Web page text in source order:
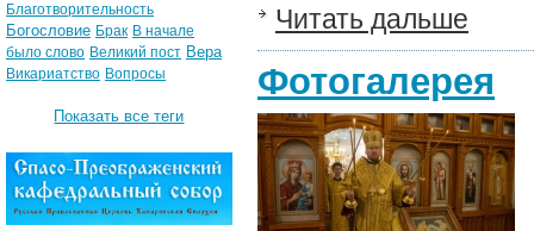
Читать дальше
Фотогалерея
Благотворительность
Богословие Брак В начале
было слово Великий пост Вера
Викариатство Вопросы
Показать все теги